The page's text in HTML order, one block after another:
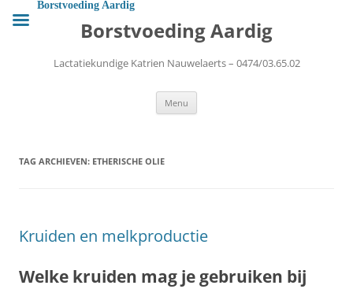
naar
de Borstvoeding Aardig
Lactatiekundige Katrien Nauwelaerts – 0474/03.65.02
Menu
TAG ARCHIEVEN: ETHERISCHE OLIE
Kruiden en melkproductie
Welke kruiden mag je gebruiken bij
Borstvoeding Aardig